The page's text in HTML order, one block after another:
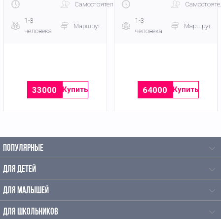
Самостоятельно
1-3
человека
Маршрут
33000 Купить
1-3
человека
Маршрут
64000 Купить
ПОПУЛЯРНЫЕ
ДЛЯ ДЕТЕЙ
ДЛЯ МАЛЫШЕЙ
ДЛЯ ШКОЛЬНИКОВ